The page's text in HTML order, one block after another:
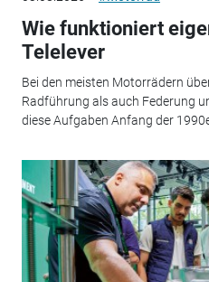
Wie funktioniert
Telelever
Bei den meisten Motorrädern
Radführung als auch Federung
diese Aufgaben Anfang der